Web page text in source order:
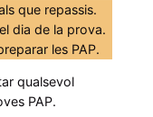
que repassis.
dia de la prova.
les PAP.
qualsevol
PAP.